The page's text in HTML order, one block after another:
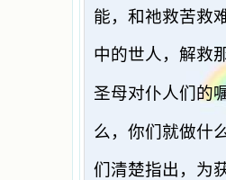
能，和祂救苦救
中的世人，解救
圣母对仆人们的
么，你们就做什
们清楚指出，为